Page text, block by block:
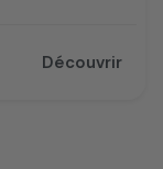
Découvrir